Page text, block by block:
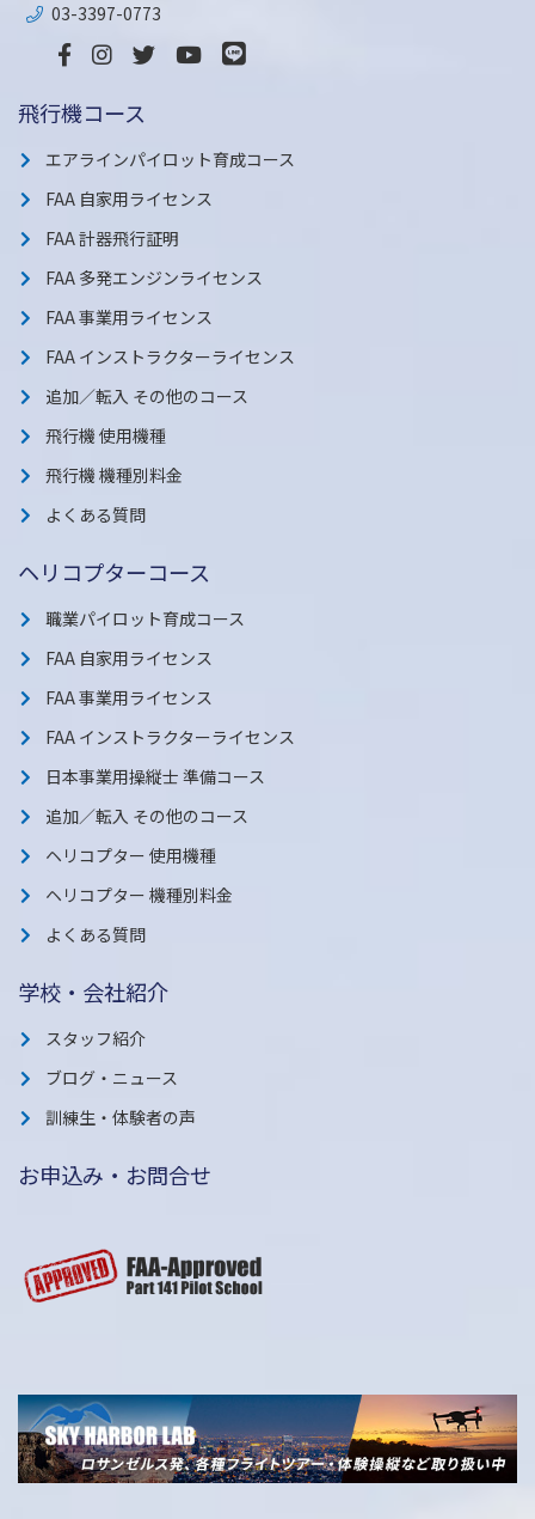
03-3397-0773
飛行機コース
エアラインパイロット育成コース
FAA 自家用ライセンス
FAA 計器飛行証明
FAA 多発エンジンライセンス
FAA 事業用ライセンス
FAA インストラクターライセンス
追加／転入 その他のコース
飛行機 使用機種
飛行機 機種別料金
よくある質問
ヘリコプターコース
職業パイロット育成コース
FAA 自家用ライセンス
FAA 事業用ライセンス
FAA インストラクターライセンス
日本事業用操縦士 準備コース
追加／転入 その他のコース
ヘリコプター 使用機種
ヘリコプター 機種別料金
よくある質問
学校・会社紹介
スタッフ紹介
ブログ・ニュース
訓練生・体験者の声
お申込み・お問合せ